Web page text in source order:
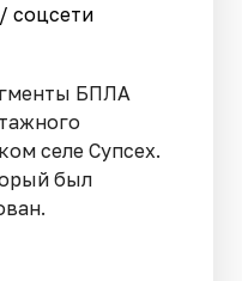
соцсети
БПЛА
селе Супсех.
был